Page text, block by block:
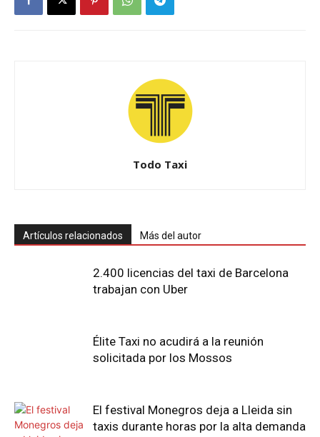
Todo Taxi
Artículos relacionados Más del autor
2.400 licencias del taxi de Barcelona
trabajan con Uber
Élite Taxi no acudirá a la reunión
solicitada por los Mossos
El festival Monegros deja a Lleida sin
taxis durante horas por la alta demanda